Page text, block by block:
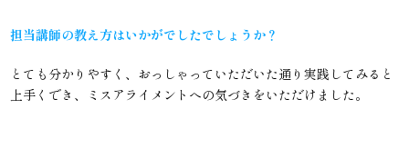
担当講師の教え方はいかがでしたでしょうか？
とても分かりやすく、おっしゃっていただいた通り実践してみると
上手くでき、ミスアライメントへの気づきをいただけました。